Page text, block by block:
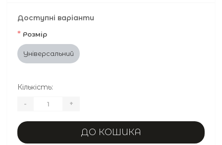
Доступні варіанти
* Розмір
Універсальний
Кількість:
- +
ДО КОШИКА